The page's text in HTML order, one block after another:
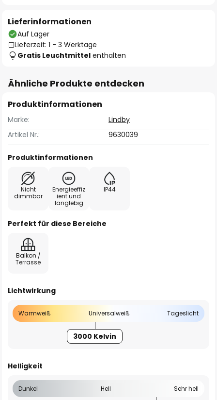
Lieferinformationen
Auf Lager
Lieferzeit: 1 - 3 Werktage
Gratis Leuchtmittel enthalten
Ähnliche Produkte entdecken
Produktinformationen
Marke:
Lindby
Artikel Nr.:
9630039
Produktinformationen
Nicht
dimmbar
Energieeffiz
ient und
langlebig
IP44
Perfekt für diese Bereiche
Balkon /
Terrasse
Lichtwirkung
Warmweiß Universalweiß Tageslicht
3000 Kelvin
Helligkeit
Dunkel Hell Sehr hell